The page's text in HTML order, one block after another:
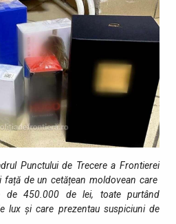
Punctului de Trecere a Frontierei
față de un cetățean moldovean care
de 450.000 de lei, toate purtând
lux şi care prezentau suspiciuni de